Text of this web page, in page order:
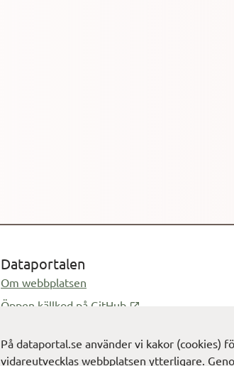
På dataportal.se använder vi kakor (cookies)
vidareutvecklas webbplatsen ytterligare.
Dataportalen
Om webbplatsen
Öppen källkod på GitHub
info@digg.se
Öppnas i e-postprogram